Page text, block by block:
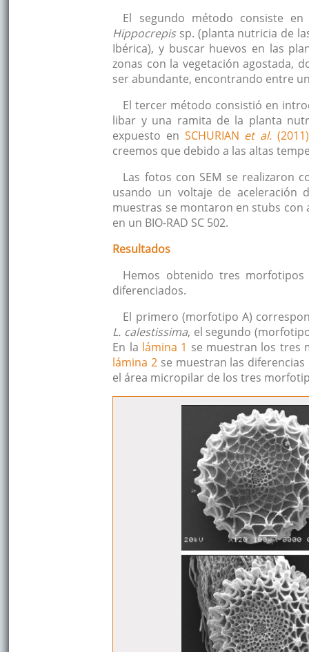
El segundo método consiste
Hippocrepissp. (planta nutricia de
Ibérica), y buscar huevos en las
zonas con la vegetación agostada,
ser abundante, encontrando entre
El tercer método consistió en
libar y una ramita de la planta
expuesto en SCHURIAN et al.(2011)
creemos que debido a las altas
Las fotos con SEM se realizaron
usando un voltaje de aceleración
muestras se montaron en stubs
en un BIO-RAD SC 502.
Resultados
Hemos obtenido tres
diferenciados.
El primero (morfotipo A)
L. calestissima, el segundo
En la lámina 1 se muestran los tres
lámina 2 se muestran las
el área micropilar de los tres